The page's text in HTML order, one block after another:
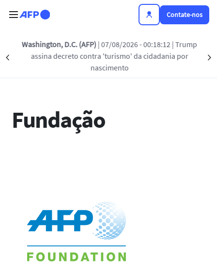
Contate-nos
Précédent
Washington, D.C. (AFP) | 07/08/2026 - 00:18:12 | Trump
assina decreto contra 'turismo' da cidadania por
nascimento
Fundação
Fundação